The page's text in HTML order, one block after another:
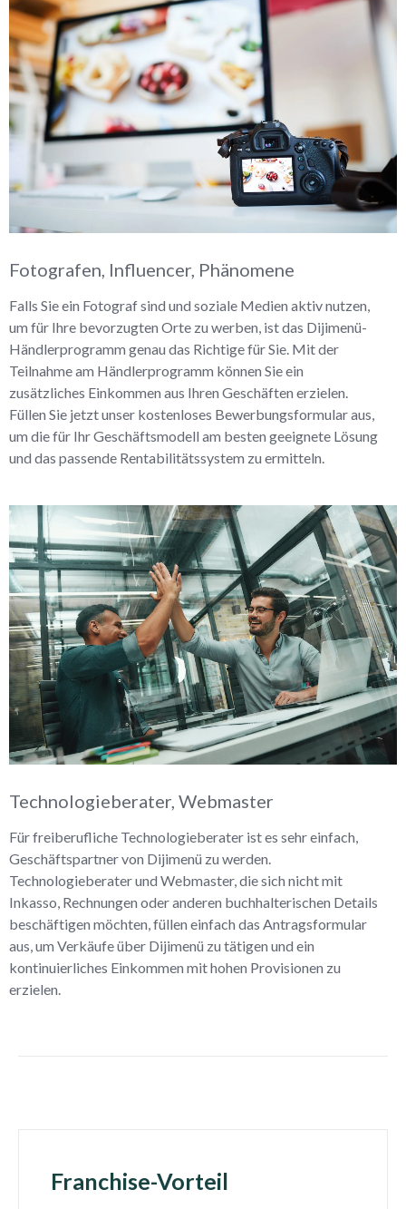
Fotografen, Influencer, Phänomene
Falls Sie ein Fotograf sind und soziale Medien aktiv nutzen,
um für Ihre bevorzugten Orte zu werben, ist das Dijimenü-
Händlerprogramm genau das Richtige für Sie. Mit der
Teilnahme am Händlerprogramm können Sie ein
zusätzliches Einkommen aus Ihren Geschäften erzielen.
Füllen Sie jetzt unser kostenloses Bewerbungsformular aus,
um die für Ihr Geschäftsmodell am besten geeignete Lösung
und das passende Rentabilitätssystem zu ermitteln.
Technologieberater, Webmaster
Für freiberufliche Technologieberater ist es sehr einfach,
Geschäftspartner von Dijimenü zu werden.
Technologieberater und Webmaster, die sich nicht mit
Inkasso, Rechnungen oder anderen buchhalterischen Details
beschäftigen möchten, füllen einfach das Antragsformular
aus, um Verkäufe über Dijimenü zu tätigen und ein
kontinuierliches Einkommen mit hohen Provisionen zu
erzielen.
Franchise-Vorteil